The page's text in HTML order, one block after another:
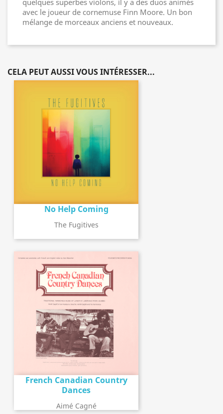
quelques superbes violons, il y a des duos animés
avec le joueur de cornemuse Finn Moore. Un bon
mélange de morceaux anciens et nouveaux.
CELA PEUT AUSSI VOUS INTÉRESSER...
No Help Coming
The Fugitives
French Canadian Country
Dances
Aimé Cagné